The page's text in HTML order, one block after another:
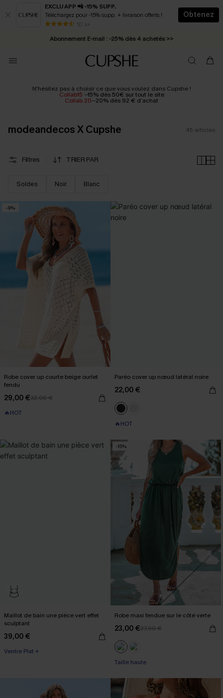
EXCLU APP 📲 -15% SUPP.
Téléchargez pour -15% supp. + livraison offerts !
50 k+
Obtenez
* Livraison éclair 2-3 jours ouvrés >>
Abonnement E-mail : -25% dès 4 achetés >>
N'hésitez pas à choisir ce que vous voulez dans Cupshe !
Collab15 --15% dès 50€ sur tout le site
Collab 20--20% dès 92 € d’achat
modeandecos X Cupshe 45 articles
Filtres TRIER PAR
Soldes Noir Blanc
-9%
Robe cover up courte beige ourlet
fendu
29,00 €32,00 €
🔥HOT
Paréo cover up nœud latéral noire
22,00 €
🔥HOT
Maillot de bain une pièce vert effet
sculptant
39,00 €
Ventre Plat +
-15%
Robe maxi fendue sur le côté verte
23,00 €27,00 €
Taille haute